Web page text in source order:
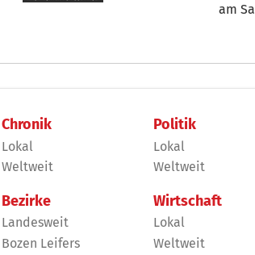
am
Chronik
Lokal
Weltweit
Bezirke
Landesweit
Bozen Leifers
Politik
Lokal
Weltweit
Wirtschaft
Lokal
Weltweit